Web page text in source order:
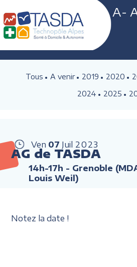
A-
Tous A venir 2019 2020
2024
2025
Ven 07 Juil 2023
AG de TASDA
14h-17h - Grenoble
Louis Weil)
Notez la date !